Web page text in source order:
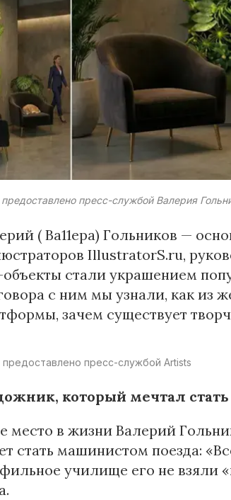
пресс-службой Валерия
( Ва11ера) Гольников —
IllustratorS.ru,
объекты стали украшением
с ним мы узнали, как из
зачем существует
пресс-службой Artists
который мечтал
место в жизни Валерий
стать машинистом поезда:
училище его не взяли